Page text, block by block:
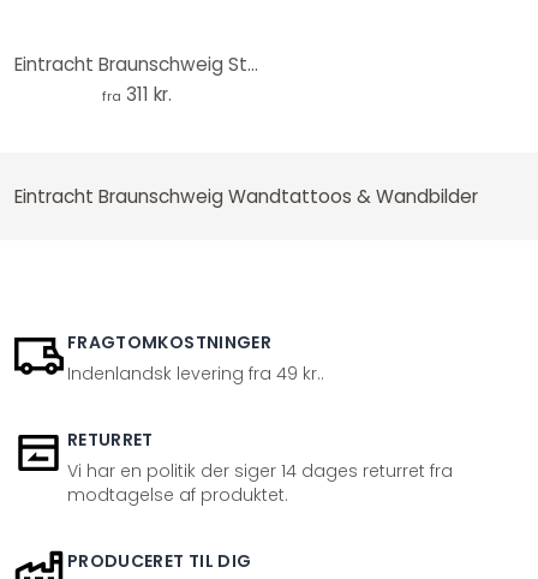
Eintracht Braunschweig Stadion panorama - Lærredsprint
fra 311 kr.
Eintracht Braunschweig Wandtattoos & Wandbilder
FRAGTOMKOSTNINGER
Indenlandsk levering fra 49 kr..
RETURRET
Vi har en politik der siger 14 dages returret fra
modtagelse af produktet.
PRODUCERET TIL DIG